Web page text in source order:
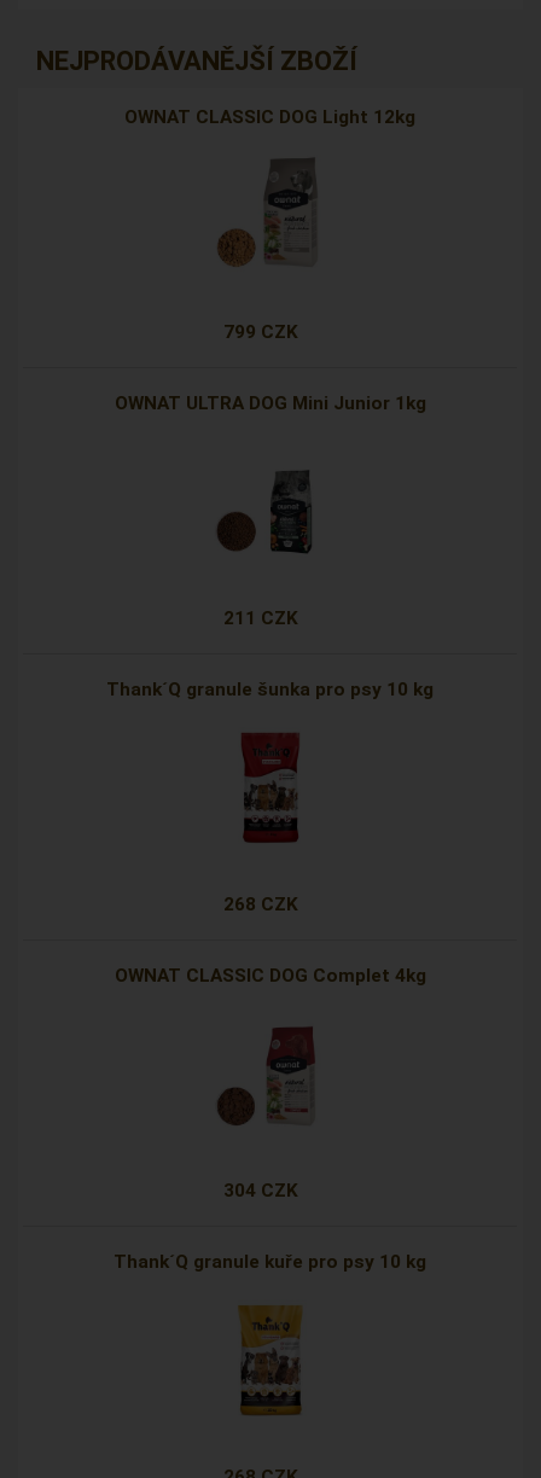
NEJPRODÁVANĚJŠÍ ZBOŽÍ
OWNAT CLASSIC DOG Light 12kg
799 CZK
OWNAT ULTRA DOG Mini Junior 1kg
211 CZK
Thank´Q granule šunka pro psy 10 kg
268 CZK
OWNAT CLASSIC DOG Complet 4kg
304 CZK
Thank´Q granule kuře pro psy 10 kg